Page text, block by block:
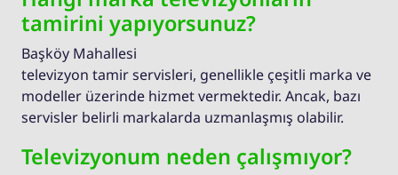
tamirini yapıyorsunuz?
Başköy Mahallesi
televizyon tamir servisleri, genellikle çeşitli marka ve
modeller üzerinde hizmet vermektedir. Ancak, bazı
servisler belirli markalarda uzmanlaşmış olabilir.
Televizyonum neden çalışmıyor?